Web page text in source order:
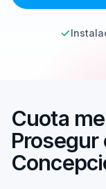
Cuota
Prosegur